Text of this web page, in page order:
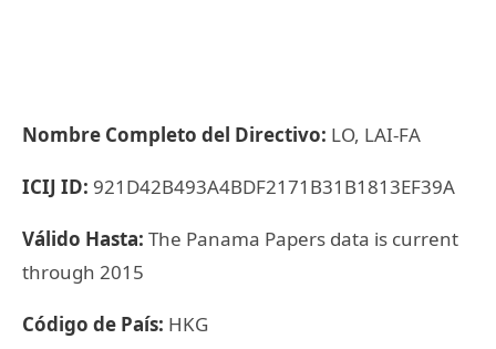
Nombre Completo del Directivo: LO, LAI-FA
ICIJ ID: 921D42B493A4BDF2171B31B1813EF39A
Válido Hasta: The Panama Papers data is current
through 2015
Código de País: HKG